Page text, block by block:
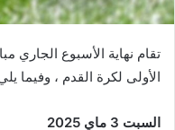
الأولى لكرة القدم ، وفيما
السبت 3 ماي 2025